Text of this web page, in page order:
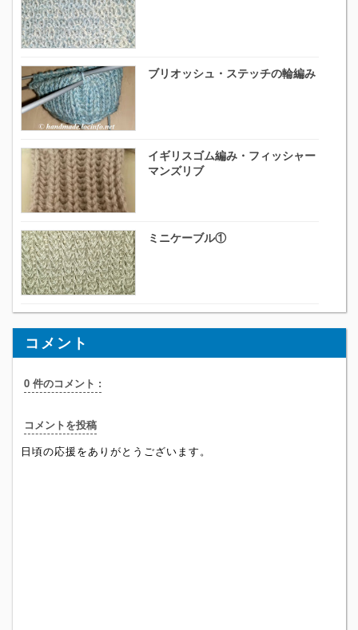
ブリオッシュ・ステッチの輪編み
イギリスゴム編み・フィッシャー
マンズリブ
ミニケーブル①
コメント
0 件のコメント :
コメントを投稿
日頃の応援をありがとうございます。